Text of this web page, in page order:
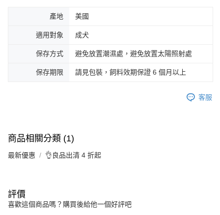
產地 美國
適用對象 成犬
保存方式 避免放置潮濕處，避免放置太陽照射處
保存期限 請見包裝，飼料效期保證 6 個月以上
客服
商品相關分類 (1)
最新優惠 👌良品出清 4 折起
評價
喜歡這個商品嗎？購買後給他一個好評吧